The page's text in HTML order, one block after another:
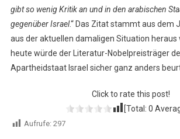
gibt so wenig Kritik an und in den arabischen
gegenüber Israel.“ Das Zitat stammt aus dem
aus der aktuellen damaligen Situation heraus
heute würde der Literatur-Nobelpreisträger
Apartheidstaat Israel sicher ganz anders
Click to rate this post!
[Total: 0
Aufrufe: 297